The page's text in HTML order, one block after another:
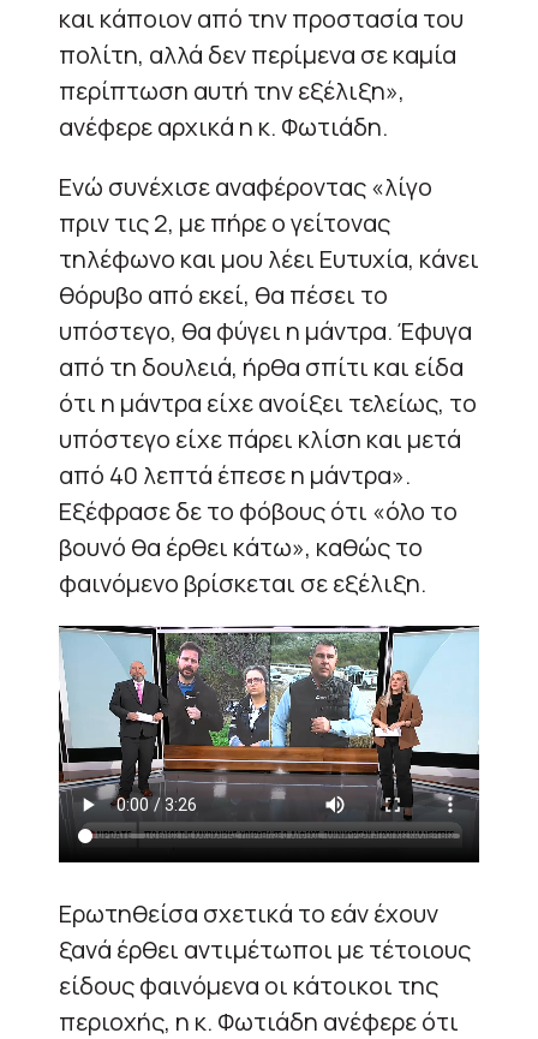
και κάποιον από την προστασία του
πολίτη, αλλά δεν περίμενα σε καμία
περίπτωση αυτή την εξέλιξη»,
ανέφερε αρχικά η κ. Φωτιάδη.
Ενώ συνέχισε αναφέροντας «λίγο
πριν τις 2, με πήρε ο γείτονας
τηλέφωνο και μου λέει Ευτυχία, κάνει
θόρυβο από εκεί, θα πέσει το
υπόστεγο, θα φύγει η μάντρα. Έφυγα
από τη δουλειά, ήρθα σπίτι και είδα
ότι η μάντρα είχε ανοίξει τελείως, το
υπόστεγο είχε πάρει κλίση και μετά
από 40 λεπτά έπεσε η μάντρα».
Εξέφρασε δε το φόβους ότι «όλο το
βουνό θα έρθει κάτω», καθώς το
φαινόμενο βρίσκεται σε εξέλιξη.
Ερωτηθείσα σχετικά το εάν έχουν
ξανά έρθει αντιμέτωποι με τέτοιους
είδους φαινόμενα οι κάτοικοι της
περιοχής, η κ. Φωτιάδη ανέφερε ότι